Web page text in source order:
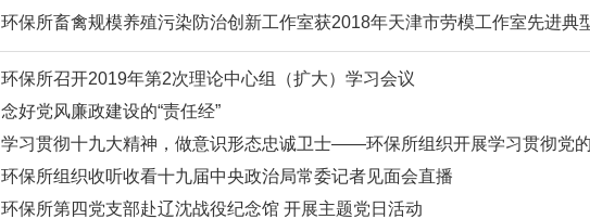
环保所畜禽规模养殖污染防治创新工作室获2018年天津市劳模工作室先进典
环保所召开2019年第2次理论中心组（扩大）学习会议
念好党风廉政建设的“责任经”
学习贯彻十九大精神，做意识形态忠诚卫士——环保所组织开展学习贯彻党
环保所组织收听收看十九届中央政治局常委记者见面会直播
环保所第四党支部赴辽沈战役纪念馆 开展主题党日活动